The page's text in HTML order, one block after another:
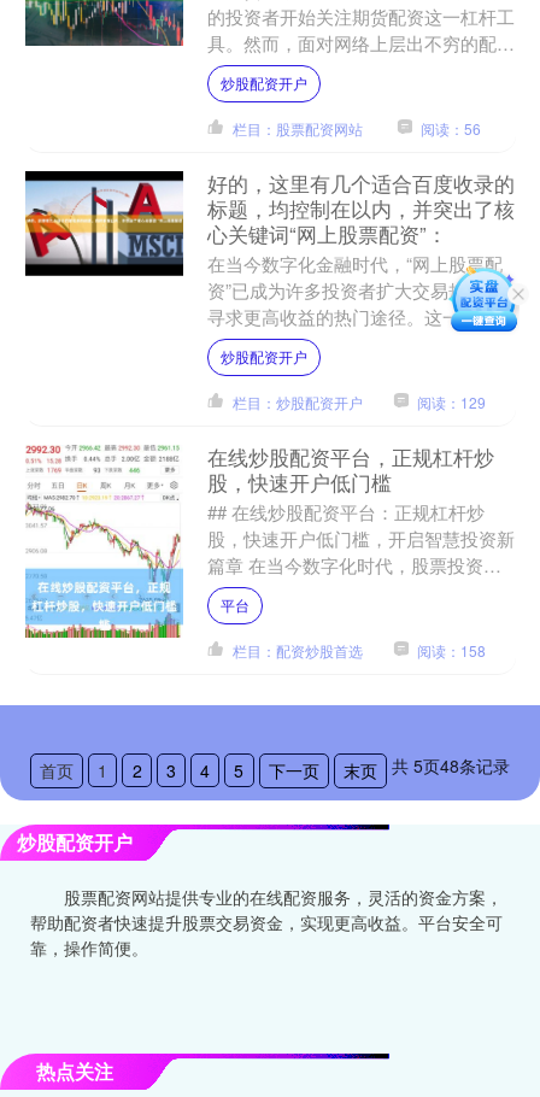
的投资者开始关注期货配资这一杠杆工
具。然而，面对网络上层出不穷的配资
平台，如何从中筛选出安全、合规、服
务优质的平台，成为投资者....
炒股配资开户
栏目：股票配资网站 阅读：56
好的，这里有几个适合百度收录的
标题，均控制在以内，并突出了核
心关键词“网上股票配资”：
在当今数字化金融时代，“网上股票配
资”已成为许多投资者扩大交易规模、
寻求更高收益的热门途径。这一模式通
过在线平台，为投资者提供杠杆资金，
使其能够以较小的自有本金....
炒股配资开户
栏目：炒股配资开户 阅读：129
在线炒股配资平台，正规杠杆炒
股，快速开户低门槛
## 在线炒股配资平台：正规杠杆炒
股，快速开户低门槛，开启智慧投资新
篇章 在当今数字化时代，股票投资已
不再是少数人的专利。随着金融科技的
飞速发展，**在线炒股配....
平台
栏目：配资炒股首选 阅读：158
首页 1 2 3 4 5 下一页 末页 共5页48条记录
炒股配资开户
股票配资网站提供专业的在线配资服务，灵活的资金方案，
帮助配资者快速提升股票交易资金，实现更高收益。平台安全可
靠，操作简便。
热点关注